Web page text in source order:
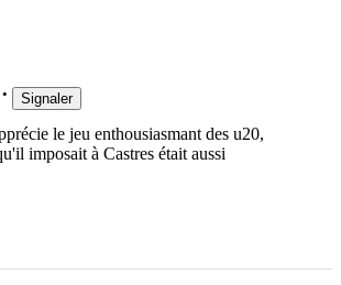
Signaler
le jeu enthousiasmant des u20,
imposait à Castres était aussi